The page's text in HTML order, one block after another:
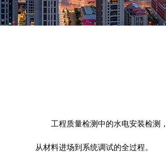
工程质量检测中的水电安装检测，
从材料进场到系统调试的全过程。